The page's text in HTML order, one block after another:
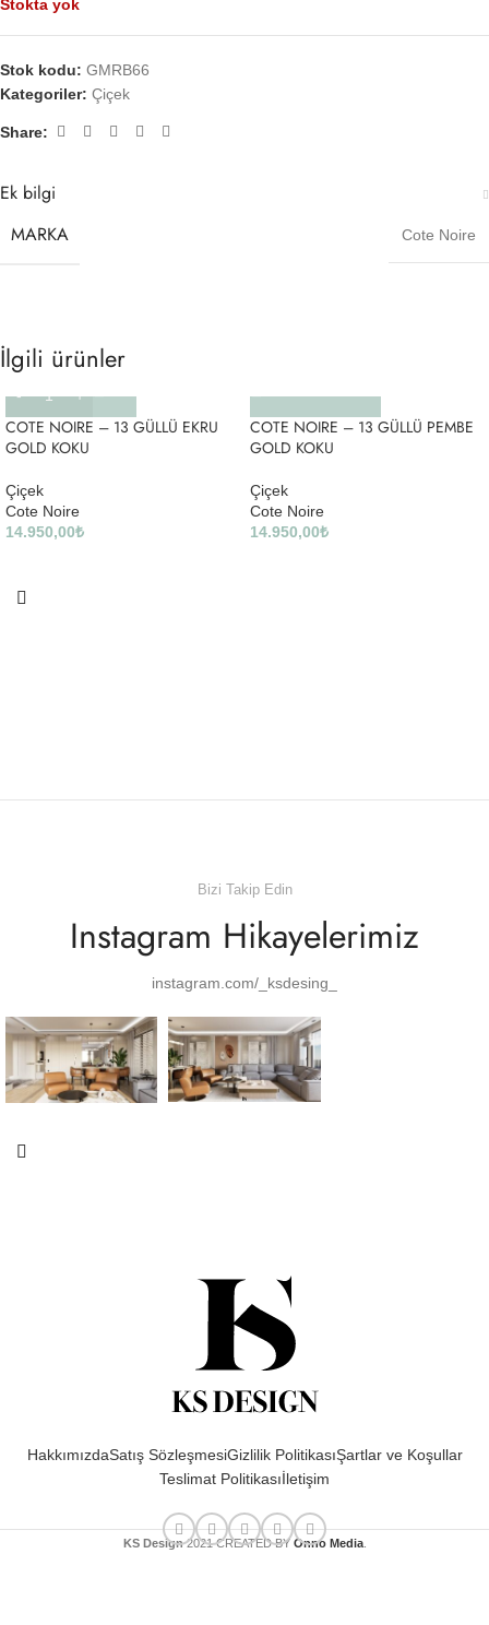
Stokta yok
Stok kodu: GMRB66
Kategoriler: Çiçek
Share:
Ek bilgi
MARKA
Cote Noire
İlgili ürünler
COTE NOIRE – 13 GÜLLÜ EKRU
GOLD KOKU
Çiçek
Cote Noire
14.950,00₺
COTE NOIRE – 13 GÜLLÜ PEMBE
GOLD KOKU
Çiçek
Cote Noire
14.950,00₺
Bizi Takip Edin
Instagram Hikayelerimiz
instagram.com/_ksdesing_
HakkımızdaSatış SözleşmesiGizlilik PolitikasıŞartlar ve Koşullar
Teslimat Politikasıİletişim
KS Design 2021 CREATED BY Onno Media.